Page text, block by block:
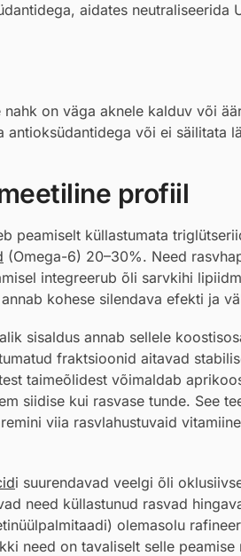
aidates neutraliseerida
on väga aknele kalduv või
või ei säilitata
profiil
peamiselt küllastumata
(Omega-6) 20–30%. Need
integreerub õli sarvkihi
kohese silendava efekti ja
sisaldus annab sellele
fraktsioonid aitavad
taimeõlidest võimaldab
siidise kui rasvase tunde. See
viia rasvlahustuvaid
i suurendavad veelgi õli
need küllastunud rasvad
olemasolu
need on tavaliselt selle